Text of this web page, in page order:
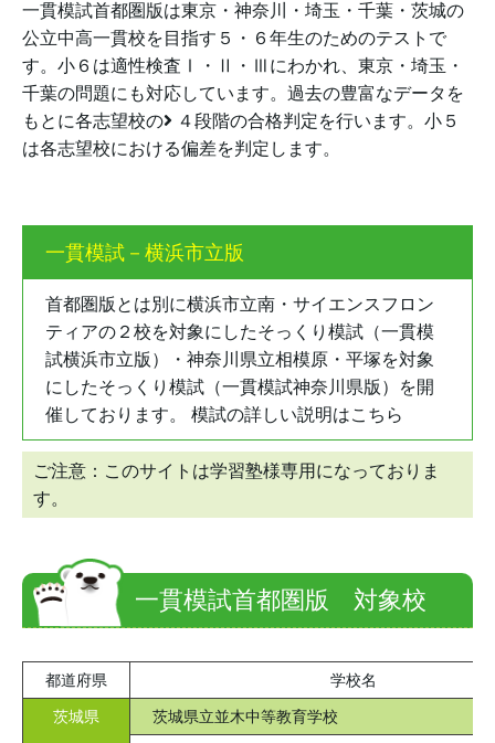
一貫模試首都圏版は東京・神奈川・埼玉・千葉・茨城の
公立中高一貫校を目指す５・６年生のためのテストで
す。小６は適性検査Ⅰ・Ⅱ・Ⅲにわかれ、東京・埼玉・
千葉の問題にも対応しています。過去の豊富なデータを
もとに各志望校の
４段階の合格判定を行います。小５
は各志望校における偏差を判定します。
一貫模試－横浜市立版
首都圏版とは別に横浜市立南・サイエンスフロン
ティアの２校を対象にしたそっくり模試（一貫模
試横浜市立版 ）・神奈川県立相模原・平塚を対象
にしたそっくり模試（一貫模試神奈川県版 ）を開
催しております。 模試の詳しい説明はこちら
ご注意：このサイトは学習塾様専用になっておりま
す。
一貫模試首都圏版 対象校
都道府県 学校名
茨城県 茨城県立並木中等教育学校